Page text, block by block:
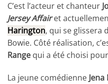
C’est l’acteur et chanteur
Jersey Affairet
Harington, qui se glissera
Bowie. Côté réalisation,
Range qui a été choisi
La jeune comédienne